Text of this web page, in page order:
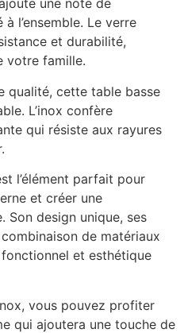
une note de
l’ensemble. Le verre
et durabilité,
votre famille.
qualité, cette table basse
L’inox confère
qui résiste aux rayures
l’élément parfait pour
et créer une
Son design unique, ses
de matériaux
et esthétique
vous pouvez profiter
qui ajoutera une touche de